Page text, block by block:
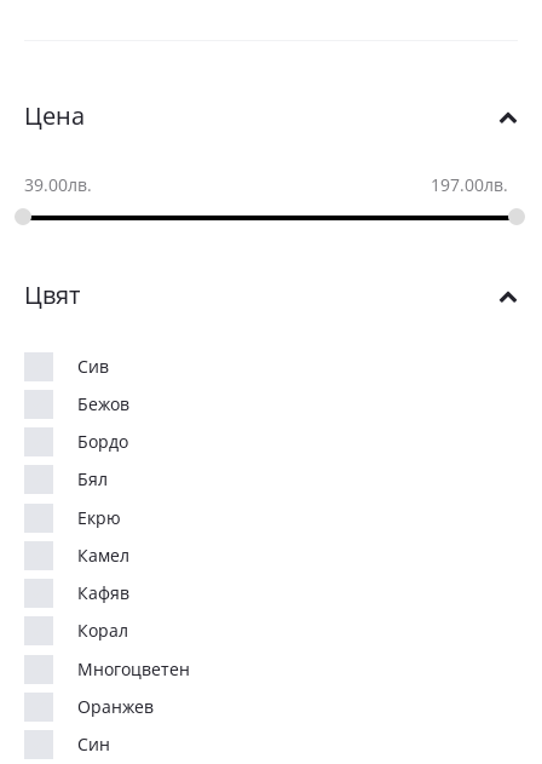
Цена
39.00лв. 197.00лв.
Цвят
Сив
Бежов
Бордо
Бял
Екрю
Камел
Кафяв
Корал
Многоцветен
Оранжев
Син